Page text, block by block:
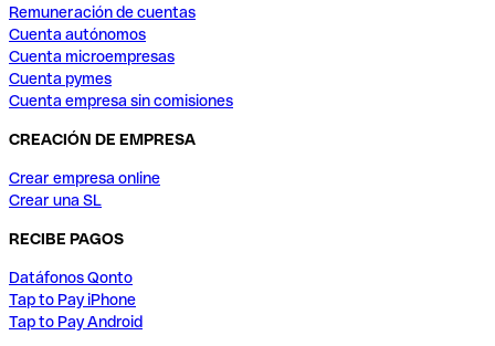
Remuneración de cuentas
Cuenta autónomos
Cuenta microempresas
Cuenta pymes
Cuenta empresa sin comisiones
CREACIÓN DE EMPRESA
Crear empresa online
Crear una SL
RECIBE PAGOS
Datáfonos Qonto
Tap to Pay iPhone
Tap to Pay Android